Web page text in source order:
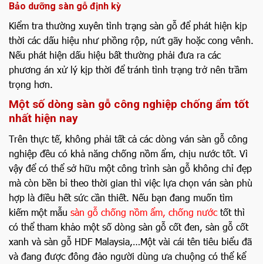
Bảo dưỡng sàn gỗ định kỳ
Kiểm tra thường xuyên tình trạng sàn gỗ để phát hiện kịp
thời các dấu hiệu như phồng rộp, nứt gãy hoặc cong vênh.
Nếu phát hiện dấu hiệu bất thường phải đưa ra các
phương án xử lý kịp thời để tránh tình trạng trở nên trầm
trọng hơn.
Một số dòng sàn gỗ công nghiệp chống ẩm tốt
nhất hiện nay
Trên thực tế, không phải tất cả các dòng ván sàn gỗ công
nghiệp đều có khả năng chống nồm ẩm, chịu nước tốt. Vì
vậy để có thể sở hữu một công trình sàn gỗ không chỉ đẹp
mà còn bền bỉ theo thời gian thì việc lựa chọn ván sàn phù
hợp là điều hết sức cần thiết. Nếu bạn đang muốn tìm
kiếm một mẫu sàn gỗ chống nồm ẩm, chống nướctốt thì
có thể tham khảo một số dòng sàn gỗ cốt đen, sàn gỗ cốt
xanh và sàn gỗ HDF Malaysia,…Một vài cái tên tiêu biểu đã
và đang được đông đảo người dùng ưa chuộng có thể kể